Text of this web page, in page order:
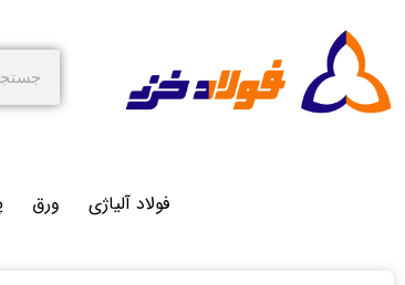
فولاد آلیاژی ورق